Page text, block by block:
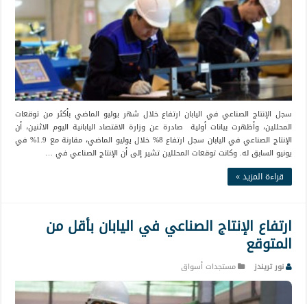
سجل الإنتاج الصناعي في اليابان ارتفاع خلال شهر يوليو الماضي بأكثر من توقعات
المحللين، وأظهرت بيانات أولية صادرة عن وزارة الاقتصاد اليابانية اليوم الاثنين، أن
الإنتاج الصناعي في اليابان سجل ارتفاع 8% خلال يوليو الماضي، مقارنة مع 1.9% في
يونيو السابق له. وكانت توقعات المحللين تشير إلى أن الإنتاج الصناعي في …
قراءة المزيد »
ارتفاع الإنتاج الصناعي في اليابان بأقل من
المتوقع
نور تريندز مستجدات أسواق